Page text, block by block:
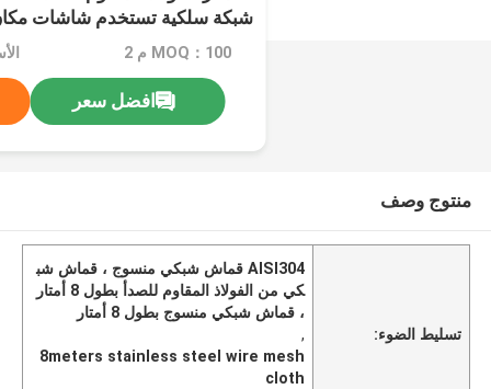
شبكة سلكية تستخدم شاشات مكان
MOQ：100 م 2
افضل سعر
منتوج وصف
تسليط الضوء:
AISI304 قماش شبكي منسوج ، قماش شب
كي من الفولاذ المقاوم للصدأ بطول 8 أمتار
، قماش شبكي منسوج بطول 8 أمتار
,
8meters stainless steel wire mesh
cloth